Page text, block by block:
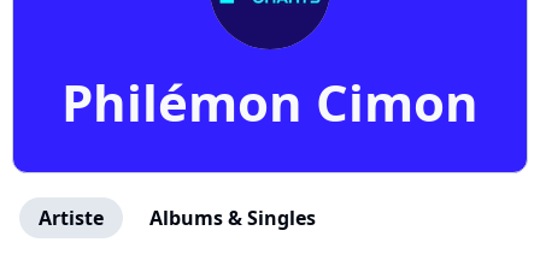
Philémon Cimon
Artiste Albums & Singles